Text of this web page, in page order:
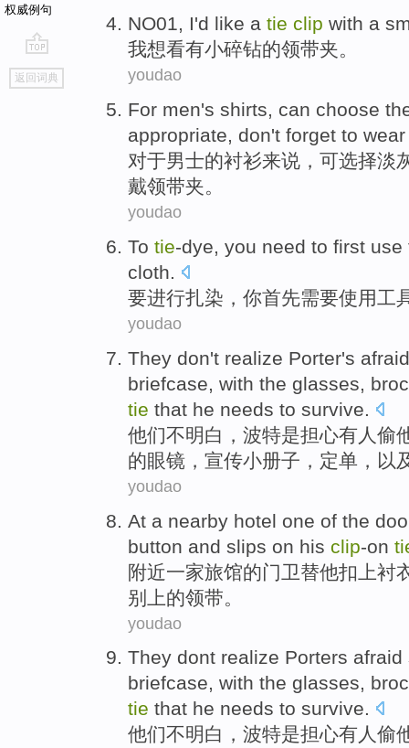
权威例句
go
top
返回词典
NO01, I'd like a tie clip with a
我想看有小碎钻的领带夹。
youdao
For men's shirts, can choose
appropriate, don't forget to
对于男士的衬衫来说 ， 可选择淡
戴领带夹。
youdao
To tie-dye, you need to first
cloth.
要进行扎染，你首先需要使用工
youdao
They don't realize Porter's afraid
briefcase, with the glasses,
tie that he needs to survive.
他们不明白 ， 波特是担心有人 偷
的眼镜 ， 宣传小册子 ， 定单 ， 以
youdao
At a nearby hotel one of the
button and slips on his clip-on
附近一家旅馆的门卫替他扣 上衬
别上的领带。
youdao
They dont realize Porters afraid
briefcase, with the glasses,
tie that he needs to survive.
他们不明白 ， 波特是担心有人 偷